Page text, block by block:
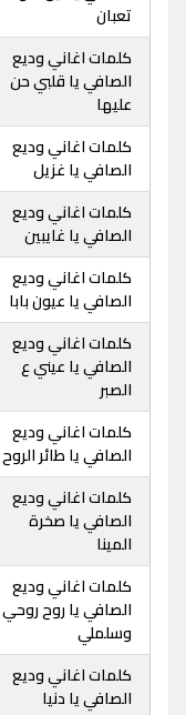
تعبان
كلمات اغاني وديع
الصافي يا قلبي حن
عليها
كلمات اغاني وديع
الصافي يا غزيل
كلمات اغاني وديع
الصافي يا غايبين
كلمات اغاني وديع
الصافي يا عيون بابا
كلمات اغاني وديع
الصافي يا عيني ع
الصبر
كلمات اغاني وديع
الصافي يا طائر الروح
كلمات اغاني وديع
الصافي يا صخرة
المينا
كلمات اغاني وديع
الصافي يا روح روحي
وسلملي
كلمات اغاني وديع
الصافي يا دنيا